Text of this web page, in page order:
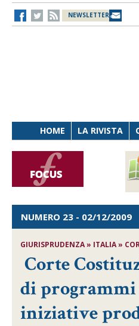
NEWSLETTER
HOME LA RIVISTA
NUMERO 23 - 02/12/2009
GIURISPRUDENZA » ITALIA »
Corte
di programmi
iniziative